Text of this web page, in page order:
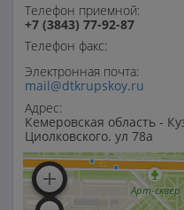
Телефон приемной:
+7 (3843) 77-92-87
Телефон факс:
Электронная почта:
mail@dtkrupskoy.ru
Адрес:
Кемеровская область -
Циолковского. ул 78а